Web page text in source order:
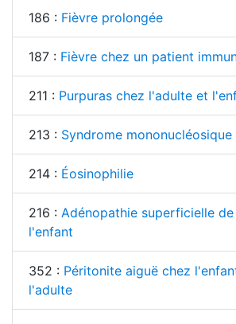
186 : Fièvre prolongée
187 : Fièvre chez un patient
211 : Purpuras chez l'adulte et
213 : Syndrome mononucléosique
214 : Éosinophilie
216 : Adénopathie superficielle
l'enfant
352 : Péritonite aiguë chez
l'adulte